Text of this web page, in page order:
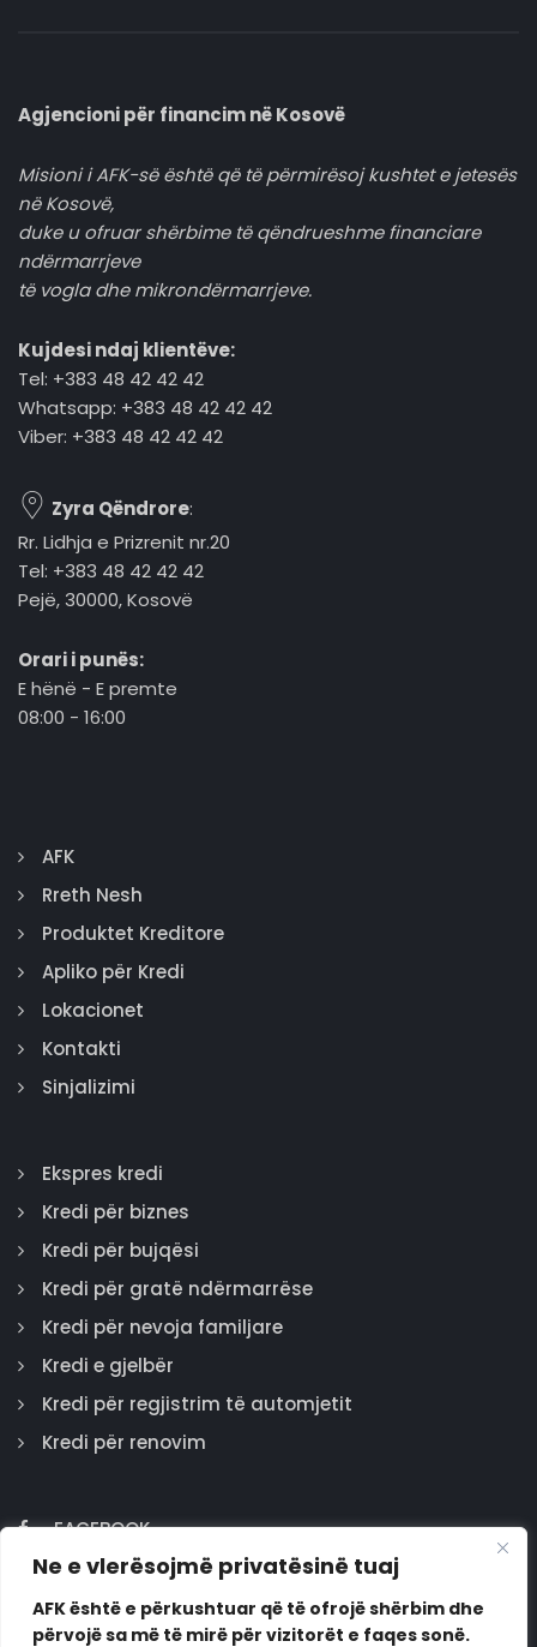
Ne e vlerësojmë privatësinë tuaj
AFK është e përkushtuar që të ofrojë shërbim dhe
përvojë sa më të mirë për vizitorët e faqes sonë.
Agjencioni për financim në Kosovë
Misioni i AFK-së është që të përmirësoj kushtet e jetesës
në Kosovë,
duke u ofruar shërbime të qëndrueshme financiare
ndërmarrjeve
të vogla dhe mikrondërmarrjeve.
Kujdesi ndaj klientëve:
Tel: +383 48 42 42 42
Whatsapp: +383 48 42 42 42
Viber: +383 48 42 42 42
Zyra Qëndrore:
Rr. Lidhja e Prizrenit nr.20
Tel: +383 48 42 42 42
Pejë, 30000, Kosovë
Orari i punës:
E hënë - E premte
08:00 - 16:00
AFK
Rreth Nesh
Produktet Kreditore
Apliko për Kredi
Lokacionet
Kontakti
Sinjalizimi
Ekspres kredi
Kredi për biznes
Kredi për bujqësi
Kredi për gratë ndërmarrëse
Kredi për nevoja familjare
Kredi e gjelbër
Kredi për regjistrim të automjetit
Kredi për renovim
FACEBOOK
GOOGLE
INSTAGRAM